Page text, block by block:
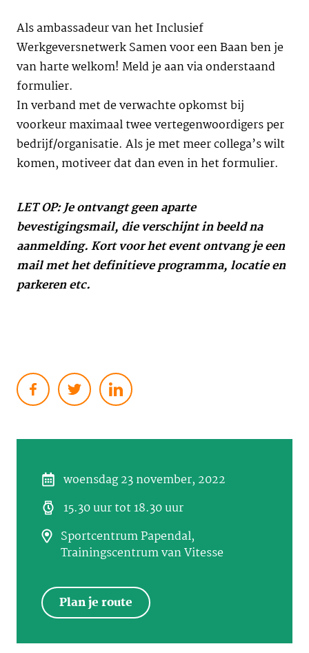
Als ambassadeur van het Inclusief
Werkgeversnetwerk Samen voor een Baan ben je
van harte welkom! Meld je aan via onderstaand
formulier.
In verband met de verwachte opkomst bij
voorkeur maximaal twee vertegenwoordigers per
bedrijf/organisatie. Als je met meer collega’s wilt
komen, motiveer dat dan even in het formulier.
LET OP: Je ontvangt geen aparte
bevestigingsmail, die verschijnt in beeld na
aanmelding. Kort voor het event ontvang je een
mail met het definitieve programma, locatie en
parkeren etc.
woensdag 23 november, 2022
15.30 uur tot 18.30 uur
Sportcentrum Papendal,
Trainingscentrum van Vitesse
Plan je route